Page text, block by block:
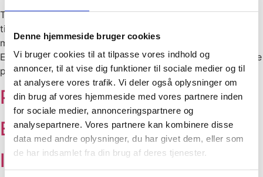
Denne hjemmeside bruger cookies
Vi bruger cookies til at tilpasse vores indhold og
annoncer, til at vise dig funktioner til sociale medier og til
at analysere vores trafik. Vi deler også oplysninger om
din brug af vores hjemmeside med vores partnere inden
for sociale medier, annonceringspartnere og
analysepartnere. Vores partnere kan kombinere disse
data med andre oplysninger, du har givet dem, eller som
de har indsamlet fra din brug af deres tjenester.
TA Elteknik er specialister indenfor programmering og
tilpasning af PLC-styring og tilslutning af elektriske
maskiner til industri og landbrug.
Endvidere har vi stor erfaring med etablering af og service
på fx. foderanlæg, varme og ventilation.
Privat
Erhverv
Industri